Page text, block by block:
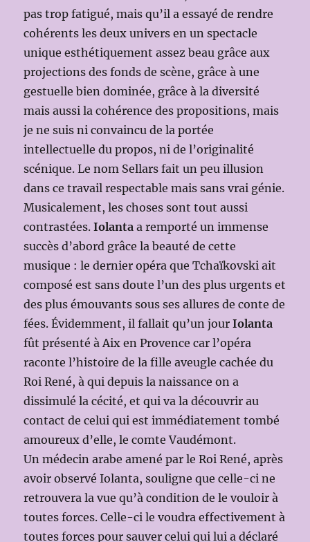
pas trop fatigué, mais qu’il a essayé de rendre
cohérents les deux univers en un spectacle
unique esthétiquement assez beau grâce aux
projections des fonds de scène, grâce à une
gestuelle bien dominée, grâce à la diversité
mais aussi la cohérence des propositions, mais
je ne suis ni convaincu de la portée
intellectuelle du propos, ni de l’originalité
scénique. Le nom Sellars fait un peu illusion
dans ce travail respectable mais sans vrai génie.
Musicalement, les choses sont tout aussi
contrastées.Iolanta a remporté un immense
succès d’abord grâce la beauté de cette
musique : le dernier opéra que Tchaïkovski ait
composé est sans doute l’un des plus urgents et
des plus émouvants sous ses allures de conte de
fées. Évidemment, il fallait qu’un jourIolanta
fût présenté à Aix en Provence car l’opéra
raconte l’histoire de la fille aveugle cachée du
Roi René, à qui depuis la naissance on a
dissimulé la cécité, et qui va la découvrir au
contact de celui qui est immédiatement tombé
amoureux d’elle, le comte Vaudémont.
Un médecin arabe amené par le Roi René, après
avoir observé Iolanta, souligne que celle-ci ne
retrouvera la vue qu’à condition de le vouloir à
toutes forces. Celle-ci le voudra effectivement à
toutes forces pour sauver celui qui lui a déclaré